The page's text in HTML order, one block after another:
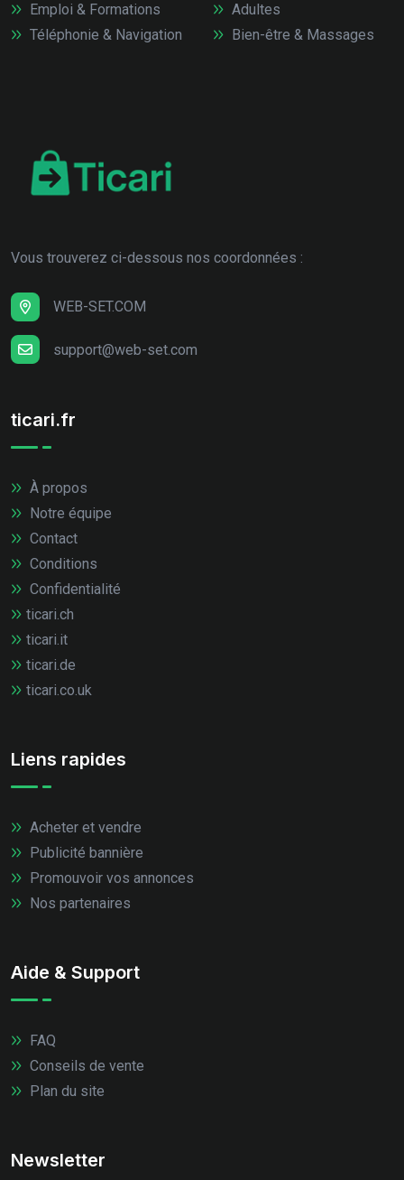
Emploi & Formations
Téléphonie & Navigation
Adultes
Bien-être & Massages
Vous trouverez ci-dessous nos coordonnées :
WEB-SET.COM
support@web-set.com
ticari.fr
À propos
Notre équipe
Contact
Conditions
Confidentialité
ticari.ch
ticari.it
ticari.de
ticari.co.uk
Liens rapides
Acheter et vendre
Publicité bannière
Promouvoir vos annonces
Nos partenaires
Aide & Support
FAQ
Conseils de vente
Plan du site
Newsletter